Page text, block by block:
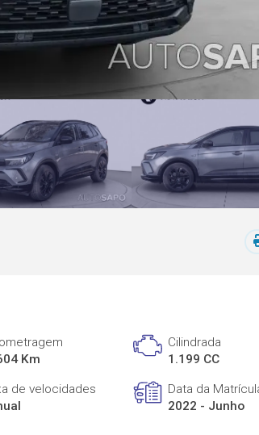
Km
Cilindrada
1.199 CC
de velocidades
Data da
2022 - Junho